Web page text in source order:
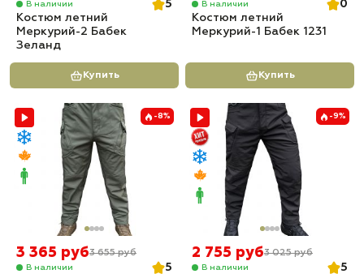
В наличии
5
Костюм летний
Меркурий-2 Бабек
Зеланд
Купить
В наличии
0
Костюм летний
Меркурий-1 Бабек 1231
Купить
-8%
3 365 руб3 655 руб
В наличии
5
-9%
2 755 руб3 025 руб
В наличии
5